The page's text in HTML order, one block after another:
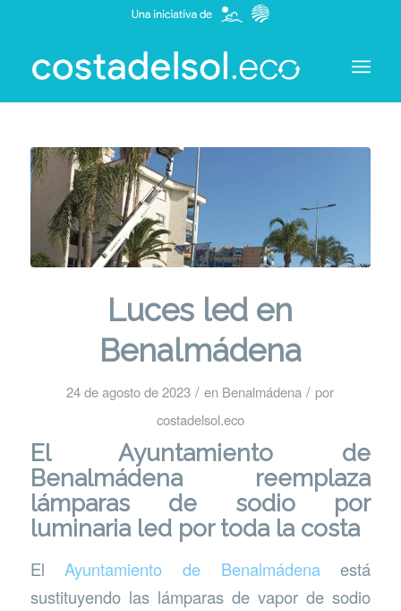
Luces led en
Benalmádena
24 de agosto de 2023 / en Benalmádena / por
costadelsol.eco
El Ayuntamiento de
Benalmádena reemplaza
lámparas de sodio por
luminaria led por toda la costa
ElAyuntamiento de Benalmádenaestá
sustituyendo las lámparas de vapor de sodio